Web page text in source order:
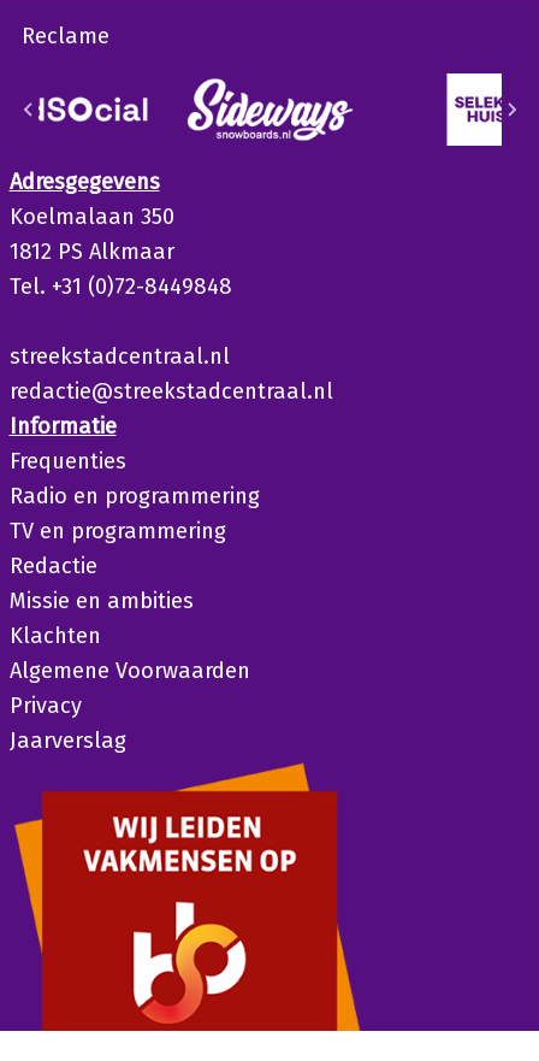
Reclame
Adresgegevens
Koelmalaan 350
1812 PS Alkmaar
Tel. +31 (0)72-8449848
streekstadcentraal.nl
redactie@streekstadcentraal.nl
Informatie
Frequenties
Radio en programmering
TV en programmering
Redactie
Missie en ambities
Klachten
Algemene Voorwaarden
Privacy
Jaarverslag